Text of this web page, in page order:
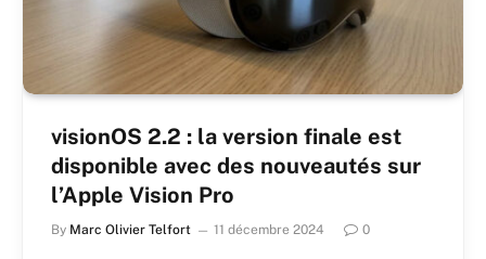
visionOS 2.2 : la version finale est
disponible avec des nouveautés sur
l’Apple Vision Pro
By Marc Olivier Telfort 11 décembre 2024 0